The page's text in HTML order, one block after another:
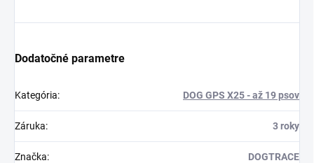
Dodatočné parametre
Kategória: DOG GPS X25 - až 19 psov
Záruka: 3 roky
Značka: DOGTRACE